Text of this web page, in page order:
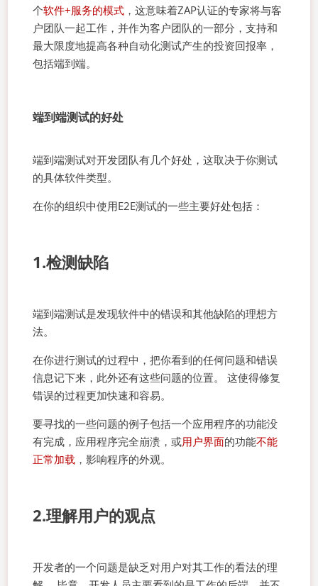
个软件+服务的模式 ，这意味着ZAP认证的专家将与客
户团队一起工作，并作为客户团队的一部分，支持和
最大限度地提高各种自动化测试产生的投资回报率，
包括端到端。
端到端测试的好处
端到端测试对开发团队有几个好处，这取决于你测试
的具体软件类型。
在你的组织中使用E2E测试的一些主要好处包括：
1.检测缺陷
端到端测试是发现软件中的错误和其他缺陷的理想方
法。
在你进行测试的过程中，把你看到的任何问题和错误
信息记下来，此外还有这些问题的位置。 这使得修复
错误的过程更加快速和容易。
要寻找的一些问题的例子包括一个应用程序的功能没
有完成，应用程序完全崩溃，或用户界面的功能不能
正常加载 ，影响程序的外观。
2.理解用户的观点
开发者的一个问题是缺乏对用户对其工作的看法的理